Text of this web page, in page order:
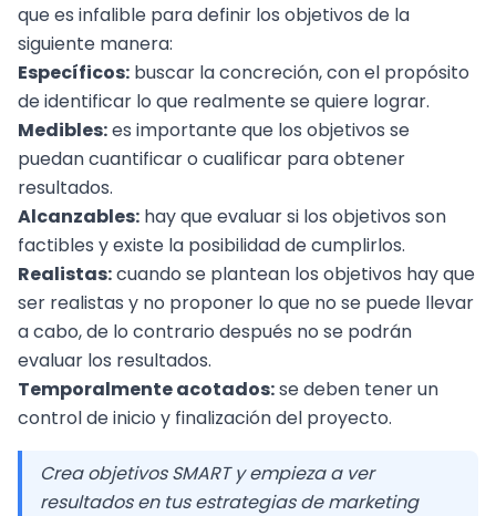
que es infalible para definir los objetivos de la
siguiente manera:
Específicos: buscar la concreción, con el propósito
de identificar lo que realmente se quiere lograr.
Medibles:es importante que los objetivos se
puedan cuantificar o cualificar para obtener
resultados.
Alcanzables: hay que evaluar si los objetivos son
factibles y existe la posibilidad de cumplirlos.
Realistas:cuando se plantean los objetivos hay que
ser realistas y no proponer lo que no se puede llevar
a cabo, de lo contrario después no se podrán
evaluar los resultados.
Temporalmente acotados:se deben tener un
control de inicio y finalización del proyecto.
Crea objetivos SMART y empieza a ver
resultados en tus estrategias de marketing